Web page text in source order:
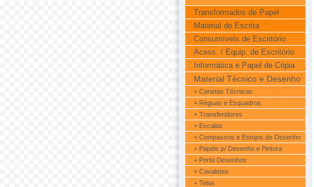
Transformados de Papel
Material de Escrita
Consumíveis de Escritório
Acess. / Equip. de Escritório
Informática e Papel de Cópia
Material Técnico e Desenho
+ Canetas Técnicas
+ Réguas e Esquadros
+ Transferidores
+ Escalas
+ Compassos e Estojos de Desenho
+ Papéis p/ Desenho e Pintura
+ Porta Desenhos
+ Cavaletes
+ Telas